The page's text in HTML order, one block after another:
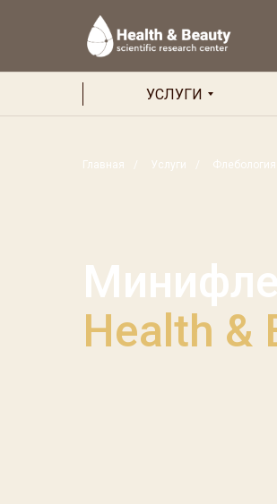
УСЛУГИ
Главная / Услуги / Флебология
Health &